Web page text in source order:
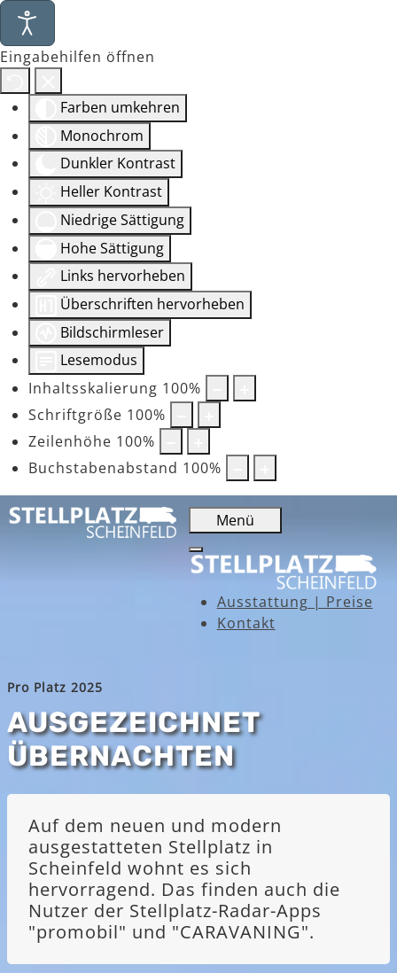
Eingabehilfen öffnen
Farben umkehren
Monochrom
Dunkler Kontrast
Heller Kontrast
Niedrige Sättigung
Hohe Sättigung
Links hervorheben
Überschriften hervorheben
Bildschirmleser
Lesemodus
Inhaltsskalierung 100%
Schriftgröße 100%
Zeilenhöhe 100%
Buchstabenabstand 100%
Menü
Ausstattung | Preise
Kontakt
Pro Platz 2025
AUSGEZEICHNET
ÜBERNACHTEN
Auf dem neuen und modern
ausgestatteten Stellplatz in
Scheinfeld wohnt es sich
hervorragend. Das finden auch die
Nutzer der Stellplatz-Radar-Apps
"promobil" und "CARAVANING".